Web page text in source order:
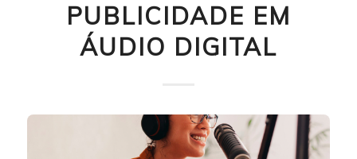
PUBLICIDADE EM
ÁUDIO DIGITAL